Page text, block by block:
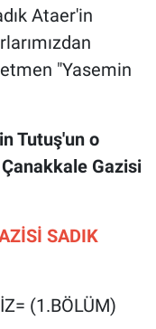
Ataer'in
"Yasemin
Tutuş'un o
Gazisi
SADIK
(1.BÖLÜM)